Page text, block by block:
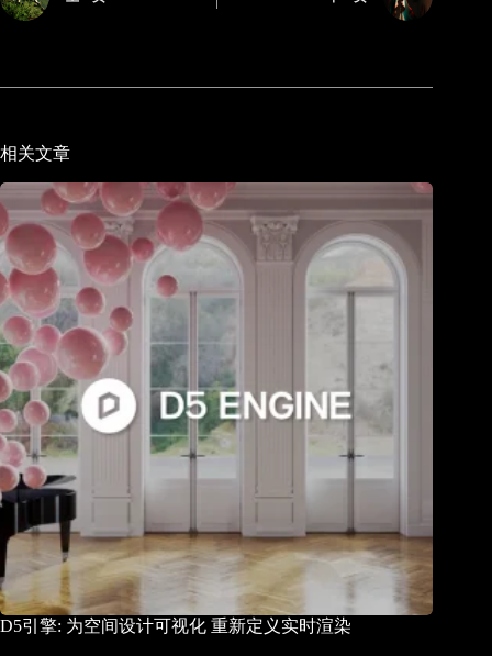
相关文章
D5引擎: 为空间设计可视化 重新定义实时渲染